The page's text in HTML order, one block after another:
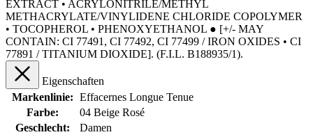
EXTRACT • ACRYLONITRILE/METHYL
METHACRYLATE/VINYLIDENE CHLORIDE COPOLYMER
• TOCOPHEROL • PHENOXYETHANOL ● [+/- MAY
CONTAIN: CI 77491, CI 77492, CI 77499 / IRON OXIDES • CI
77891 / TITANIUM DIOXIDE]. (F.I.L. B188935/1).
Eigenschaften
Markenlinie: Effacernes Longue Tenue
Farbe:
04 Beige Rosé
Geschlecht:
Damen